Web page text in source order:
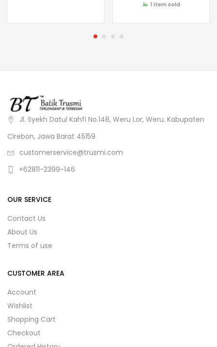
1 item sold
Jl. Syekh Datul Kahfi No.148, Weru Lor, Weru. Kabupaten
Cirebon, Jawa Barat 45159
customerservice@trusmi.com
+62811-2399-146
OUR SERVICE
Contact Us
About Us
Terms of use
CUSTOMER AREA
Account
Wishlist
Shopping Cart
Checkout